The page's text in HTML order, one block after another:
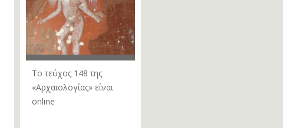
Το τεύχος 148 της
«Αρχαιολογίας» είναι
online